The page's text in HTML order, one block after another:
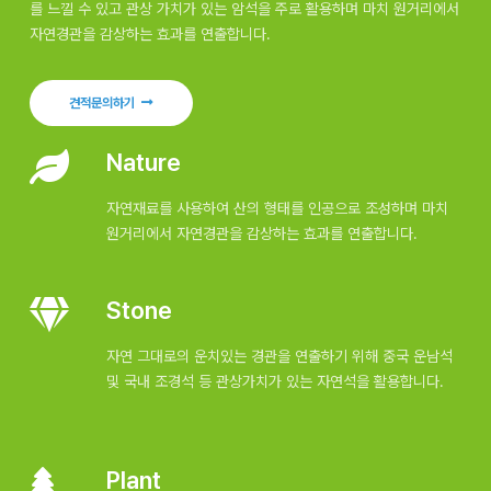
를 느낄 수 있고 관상 가치가 있는 암석을 주로 활용하며 마치 원거리에서
자연경관을 감상하는 효과를 연출합니다.
견적문의하기
Nature
자연재료를 사용하여 산의 형태를 인공으로 조성하며 마치
원거리에서 자연경관을 감상하는 효과를 연출합니다.
Stone
자연 그대로의 운치있는 경관을 연출하기 위해 중국 운남석
및 국내 조경석 등 관상가치가 있는 자연석을 활용합니다.
Plant